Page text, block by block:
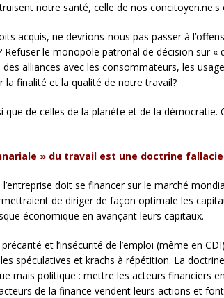
notre santé, celle de nos concitoyen.ne.s
acquis, ne devrions-nous pas passer à
le monopole patronal de décision sur
alliances avec les consommateurs, les
la finalité et la qualité de notre travail?
que de celles de la planète et de la démocratie.
» du travail est une doctrine
doit se financer sur le marché
de diriger de façon optimale les
économique en avançant leurs capitaux.
et l’insécurité de l’emploi (même en
spéculatives et krachs à répétition. La
mais politique : mettre les acteurs financiers
de la finance vendent leurs actions et